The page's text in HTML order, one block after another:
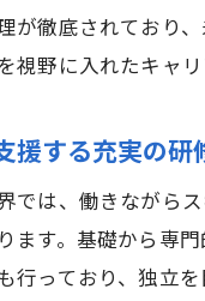
が徹底されており
視野に入れたキャリ
援する充実の研
では、働きながら
ます。基礎から専
行っており、独立